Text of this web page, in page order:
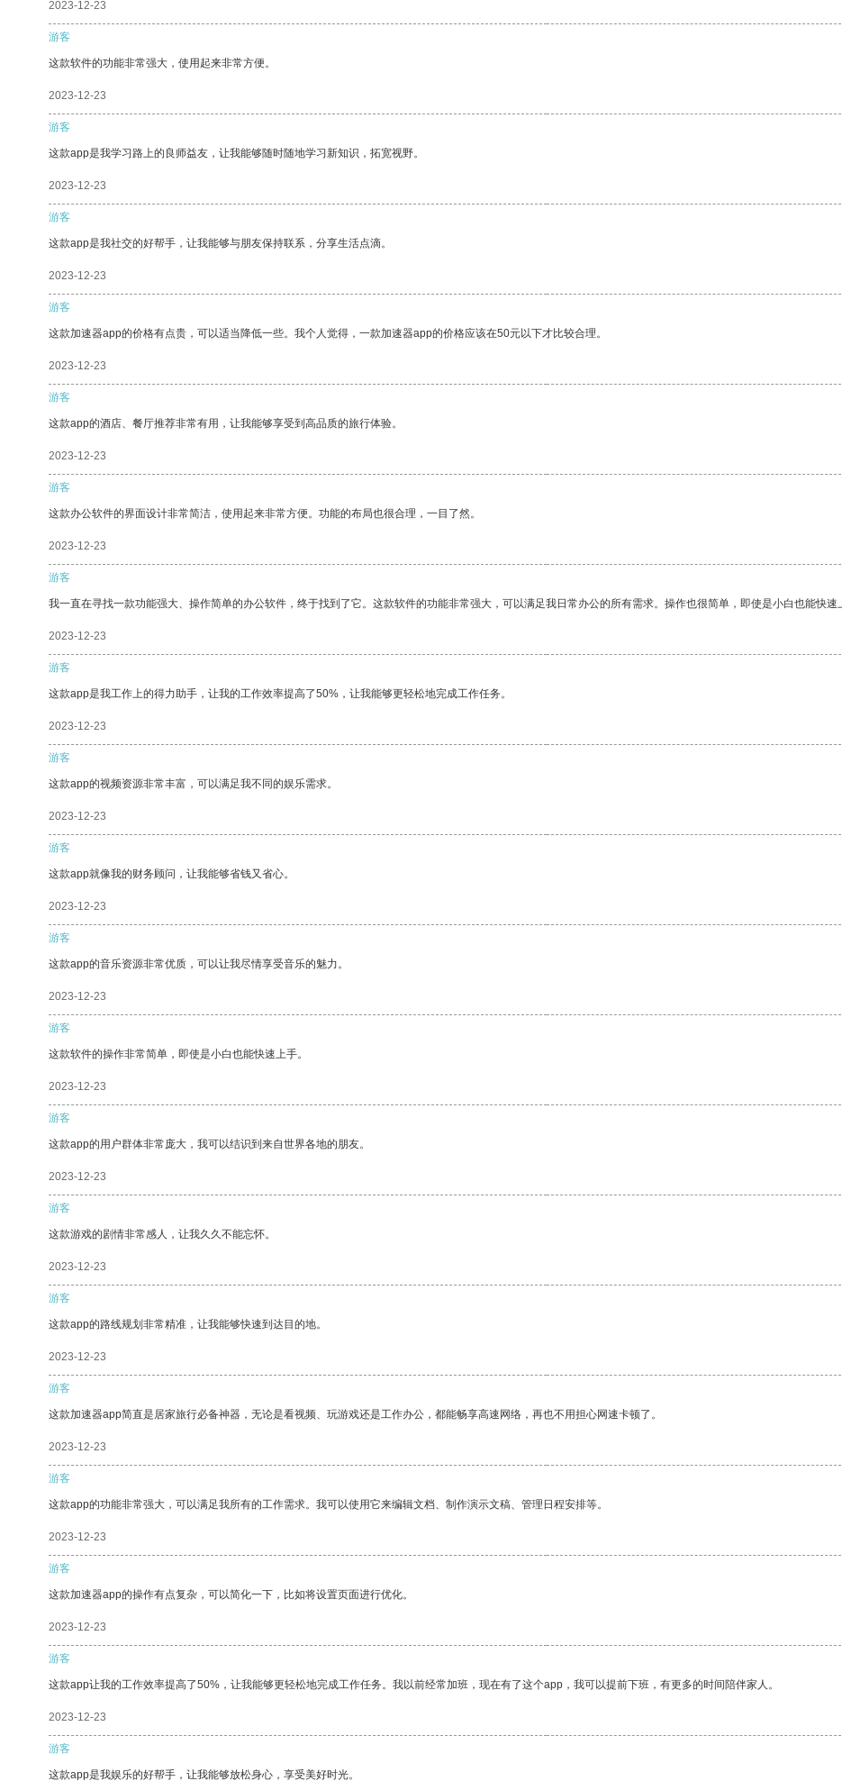
2023-12-23
游客
这款软件的功能非常强大，使用起来非常方便。
2023-12-23
游客
这款app是我学习路上的良师益友，让我能够随时随地学习新知识，拓宽视野。
2023-12-23
游客
这款app是我社交的好帮手，让我能够与朋友保持联系，分享生活点滴。
2023-12-23
游客
这款加速器app的价格有点贵，可以适当降低一些。我个人觉得，一款加速器app的价格应该在50元以下才比较合理。
2023-12-23
游客
这款app的酒店、餐厅推荐非常有用，让我能够享受到高品质的旅行体验。
2023-12-23
游客
这款办公软件的界面设计非常简洁，使用起来非常方便。功能的布局也很合理，一目了然。
2023-12-23
游客
我一直在寻找一款功能强大、操作简单的办公软件，终于找到了它。这款软件的功能非常强大，可以满足我日常办公的所有需求。操作也很简单，即使是小白也能快速
2023-12-23
游客
这款app是我工作上的得力助手，让我的工作效率提高了50%，让我能够更轻松地完成工作任务。
2023-12-23
游客
这款app的视频资源非常丰富，可以满足我不同的娱乐需求。
2023-12-23
游客
这款app就像我的财务顾问，让我能够省钱又省心。
2023-12-23
游客
这款app的音乐资源非常优质，可以让我尽情享受音乐的魅力。
2023-12-23
游客
这款软件的操作非常简单，即使是小白也能快速上手。
2023-12-23
游客
这款app的用户群体非常庞大，我可以结识到来自世界各地的朋友。
2023-12-23
游客
这款游戏的剧情非常感人，让我久久不能忘怀。
2023-12-23
游客
这款app的路线规划非常精准，让我能够快速到达目的地。
2023-12-23
游客
这款加速器app简直是居家旅行必备神器，无论是看视频、玩游戏还是工作办公，都能畅享高速网络，再也不用担心网速卡顿了。
2023-12-23
游客
这款app的功能非常强大，可以满足我所有的工作需求。我可以使用它来编辑文档、制作演示文稿、管理日程安排等。
2023-12-23
游客
这款加速器app的操作有点复杂，可以简化一下，比如将设置页面进行优化。
2023-12-23
游客
这款app让我的工作效率提高了50%，让我能够更轻松地完成工作任务。我以前经常加班，现在有了这个app，我可以提前下班，有更多的时间陪伴家人。
2023-12-23
游客
这款app是我娱乐的好帮手，让我能够放松身心，享受美好时光。